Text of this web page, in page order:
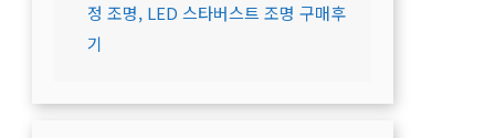
정 조명, LED 스타버스트 조명 구매후
기